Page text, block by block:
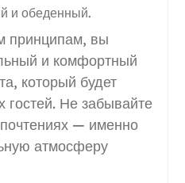
и обеденный.
принципам, вы
и комфортный
который будет
гостей. Не забывайте
— именно
атмосферу